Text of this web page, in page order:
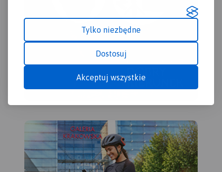
Tylko niezbędne
Dostosuj
Akceptuj wszystkie